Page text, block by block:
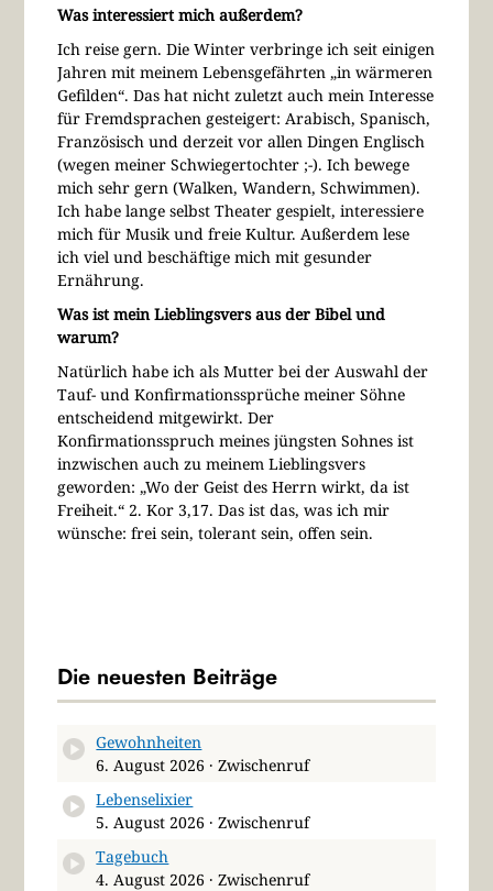
Was interessiert mich außerdem?
Ich reise gern. Die Winter verbringe ich seit einigen
Jahren mit meinem Lebensgefährten „in wärmeren
Gefilden“. Das hat nicht zuletzt auch mein Interesse
für Fremdsprachen gesteigert: Arabisch, Spanisch,
Französisch und derzeit vor allen Dingen Englisch
(wegen meiner Schwiegertochter ;-). Ich bewege
mich sehr gern (Walken, Wandern, Schwimmen).
Ich habe lange selbst Theater gespielt, interessiere
mich für Musik und freie Kultur. Außerdem lese
ich viel und beschäftige mich mit gesunder
Ernährung.
Was ist mein Lieblingsvers aus der Bibel und
warum?
Natürlich habe ich als Mutter bei der Auswahl der
Tauf- und Konfirmationssprüche meiner Söhne
entscheidend mitgewirkt. Der
Konfirmationsspruch meines jüngsten Sohnes ist
inzwischen auch zu meinem Lieblingsvers
geworden: „Wo der Geist des Herrn wirkt, da ist
Freiheit.“ 2. Kor 3,17. Das ist das, was ich mir
wünsche: frei sein, tolerant sein, offen sein.
Die neuesten Beiträge
Gewohnheiten
6. August 2026 · Zwischenruf
Lebenselixier
5. August 2026 · Zwischenruf
Tagebuch
4. August 2026 · Zwischenruf